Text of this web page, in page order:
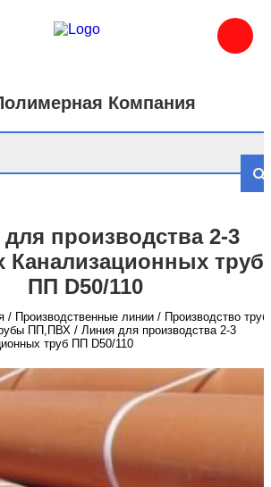
Компания
производства 2-3
труб
ПП D50/110
/ Производственные линии / Производство труб
ПП,ПВХ / Линия для производства 2-3
труб ПП D50/110